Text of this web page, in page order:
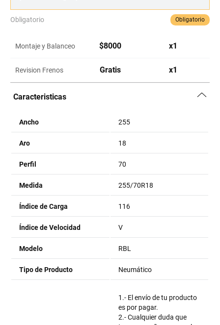
Obligatorio Obligatorio
Montaje y Balanceo $8000 x1
Revision Frenos Gratis x1
Caracteristicas
Ancho 255
Aro 18
Perfil 70
Medida 255/70R18
Índice de Carga 116
Índice de Velocidad V
Modelo RBL
Tipo de Producto Neumático
1.- El envío de tu producto
es por pagar.
2.- Cualquier duda que